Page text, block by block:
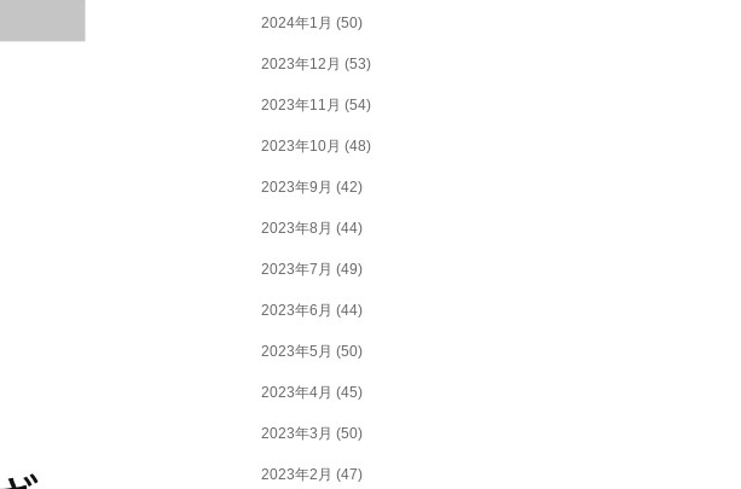
2024年1月 (50)
2023年12月 (53)
2023年11月 (54)
2023年10月 (48)
2023年9月 (42)
2023年8月 (44)
2023年7月 (49)
2023年6月 (44)
2023年5月 (50)
2023年4月 (45)
2023年3月 (50)
2023年2月 (47)